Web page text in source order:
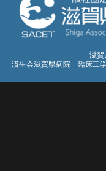
滋賀
済生会滋賀県病院 臨床工